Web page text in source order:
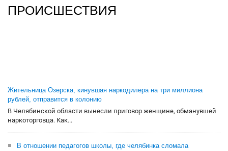
ПРОИСШЕСТВИЯ
Жительница Озерска, кинувшая наркодилера на три миллиона
рублей, отправится в колонию
В Челябинской области вынесли приговор женщине, обманувшей
наркоторговца. Как...
В отношении педагогов школы, где челябинка сломала